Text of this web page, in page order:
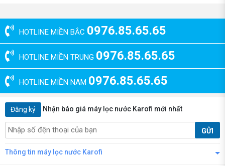
HOTLINE MIỀN BẮC 0976.85.65.65
HOTLINE MIỀN TRUNG 0976.85.65.65
HOTLINE MIỀN NAM 0976.85.65.65
Đăng ký Nhận báo giá máy lọc nước Karofi mới nhất
GỬI
Thông tin máy lọc nước Karofi